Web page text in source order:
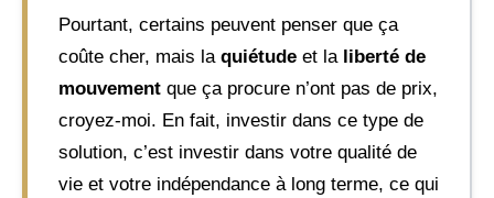
Pourtant, certains peuvent penser que ça
coûte cher, mais la quiétude et la liberté de
mouvement que ça procure n’ont pas de prix,
croyez-moi. En fait, investir dans ce type de
solution, c’est investir dans votre qualité de
vie et votre indépendance à long terme, ce qui